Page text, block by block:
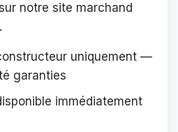
notre site marchand
.
uniquement —
garanties
immédiatement